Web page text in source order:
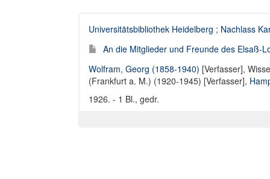
Universitätsbibliothek Heidelberg ; Nachlass
An die Mitglieder und Freunde des Elsaß-
Wolfram, Georg (1858-1940) [Verfasser],
(Frankfurt a. M.) (1920-1945) [Verfasser],
1926. - 1 Bl., gedr.